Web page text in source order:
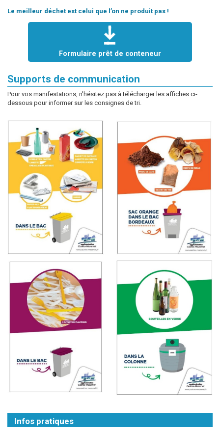
Infos pratiques
Le meilleur déchet est celui que l’on ne produit pas !
Formulaire prêt de conteneur
Supports de communication
Pour vos manifestations, n'hésitez pas à télécharger les affiches ci-
dessous pour informer sur les consignes de tri.